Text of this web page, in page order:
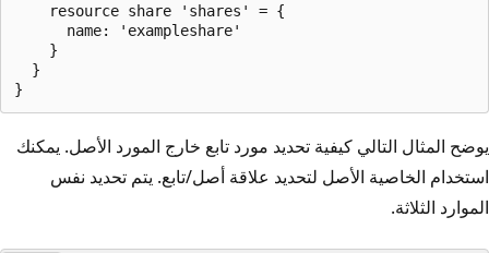
    resource share 'shares' = {
      name: 'exampleshare'
    }
  }
يوضح المثال التالي كيفية تحديد مورد تابع خارج المورد الأصل. يمكنك
استخدام الخاصية الأصل لتحديد علاقة أصل/تابع. يتم تحديد نفس
الموارد الثلاثة.